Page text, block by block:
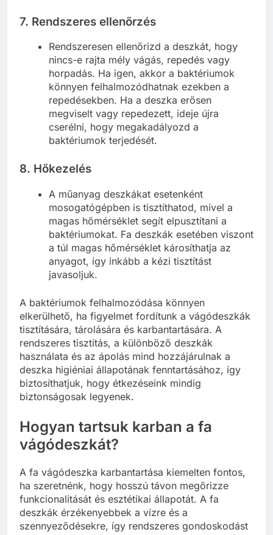
7. Rendszeres ellenőrzés
Rendszeresen ellenőrizd a deszkát, hogy
nincs-e rajta mély vágás, repedés vagy
horpadás. Ha igen, akkor a baktériumok
könnyen felhalmozódhatnak ezekben a
repedésekben. Ha a deszka erősen
megviselt vagy repedezett, ideje újra
cserélni, hogy megakadályozd a
baktériumok terjedését.
8. Hőkezelés
A műanyag deszkákat esetenként
mosogatógépben is tisztíthatod, mivel a
magas hőmérséklet segít elpusztítani a
baktériumokat. Fa deszkák esetében viszont
a túl magas hőmérséklet károsíthatja az
anyagot, így inkább a kézi tisztítást
javasoljuk.
A baktériumok felhalmozódása könnyen
elkerülhető, ha figyelmet fordítunk a vágódeszkák
tisztítására, tárolására és karbantartására. A
rendszeres tisztítás, a különböző deszkák
használata és az ápolás mind hozzájárulnak a
deszka higiéniai állapotának fenntartásához, így
biztosíthatjuk, hogy étkezéseink mindig
biztonságosak legyenek.
Hogyan tartsuk karban a fa
vágódeszkát?
A fa vágódeszka karbantartása kiemelten fontos,
ha szeretnénk, hogy hosszú távon megőrizze
funkcionalitását és esztétikai állapotát. A fa
deszkák érzékenyebbek a vízre és a
szennyeződésekre, így rendszeres gondoskodást